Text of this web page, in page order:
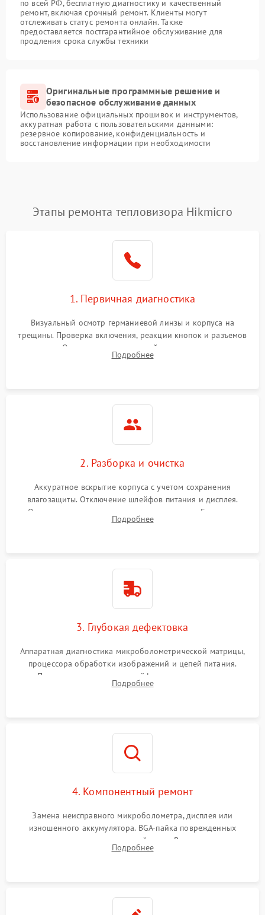
по всей РФ, бесплатную диагностику и качественный
ремонт, включая срочный ремонт. Клиенты могут
отслеживать статус ремонта онлайн. Также
предоставляется постгарантийное обслуживание для
продления срока службы техники
Оригинальные программные решение и
безопасное обслуживание данных
Использование официальных прошивок и инструментов,
аккуратная работа с пользовательскими данными:
резервное копирование, конфиденциальность и
восстановление информации при необходимости
Этапы ремонта тепловизора Hikmicro
1. Первичная диагностика
Визуальный осмотр германиевой линзы и корпуса на
трещины. Проверка включения, реакции кнопок и разъемов
зарядки. Оценка вывода тепловой сигнатуры на экран,
проверка базовых функций и считывание системных
Подробнее
2. Разборка и очистка
Аккуратное вскрытие корпуса с учетом сохранения
влагозащиты. Отключение шлейфов питания и дисплея.
Очистка внутренних плат от окислов и пыли. Бережная
обработка германиевого объектива специализированными
Подробнее
3. Глубокая дефектовка
Аппаратная диагностика микроболометрической матрицы,
процессора обработки изображений и цепей питания.
Проверка целостности шлейфов, модуля памяти и
интерфейсов связи. Выявление сгоревших SMD-компонентов
Подробнее
4. Компонентный ремонт
Замена неисправного микроболометра, дисплея или
изношенного аккумулятора. BGA-пайка поврежденных
контроллеров на материнской плате. Восстановление
разъемов и кнопок, замена поврежденных элементов
Подробнее